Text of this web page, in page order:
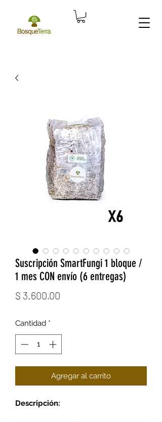
Suscripción SmartFungi 1 bloque /
1 mes CON envío (6 entregas)
$ 3.600,00
Cantidad *
Agregar al carrito
Descripción: